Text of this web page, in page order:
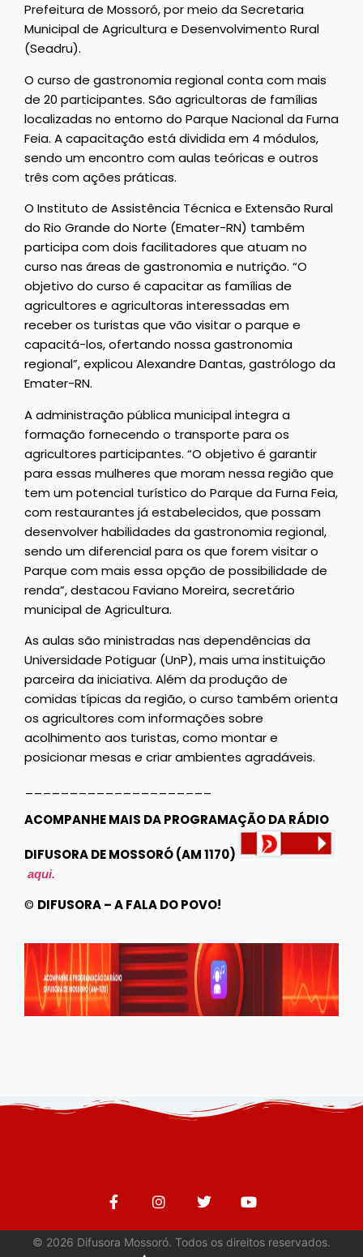
Prefeitura de Mossoró, por meio da Secretaria
Municipal de Agricultura e Desenvolvimento Rural
(Seadru).
O curso de gastronomia regional conta com mais
de 20 participantes. São agricultoras de famílias
localizadas no entorno do Parque Nacional da Furna
Feia. A capacitação está dividida em 4 módulos,
sendo um encontro com aulas teóricas e outros
três com ações práticas.
O Instituto de Assistência Técnica e Extensão Rural
do Rio Grande do Norte (Emater-RN) também
participa com dois facilitadores que atuam no
curso nas áreas de gastronomia e nutrição. “O
objetivo do curso é capacitar as famílias de
agricultores e agricultoras interessadas em
receber os turistas que vão visitar o parque e
capacitá-los, ofertando nossa gastronomia
regional”, explicou Alexandre Dantas, gastrólogo da
Emater-RN.
A administração pública municipal integra a
formação fornecendo o transporte para os
agricultores participantes. “O objetivo é garantir
para essas mulheres que moram nessa região que
tem um potencial turístico do Parque da Furna Feia,
com restaurantes já estabelecidos, que possam
desenvolver habilidades da gastronomia regional,
sendo um diferencial para os que forem visitar o
Parque com mais essa opção de possibilidade de
renda”, destacou Faviano Moreira, secretário
municipal de Agricultura.
As aulas são ministradas nas dependências da
Universidade Potiguar (UnP), mais uma instituição
parceira da iniciativa. Além da produção de
comidas típicas da região, o curso também orienta
os agricultores com informações sobre
acolhimento aos turistas, como montar e
posicionar mesas e criar ambientes agradáveis.
ACOMPANHE MAIS DA PROGRAMAÇÃO DA RÁDIO
DIFUSORA DE MOSSORÓ (AM 1170)
aqui.
© DIFUSORA – A FALA DO POVO!
© 2026 Difusora Mossoró. Todos os direitos reservados.